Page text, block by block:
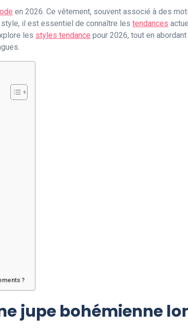
en 2026. Ce vêtement, souvent associé à des
il est essentiel de connaître les tendances
les styles tendance pour 2026, tout en
?
jupe bohémienne